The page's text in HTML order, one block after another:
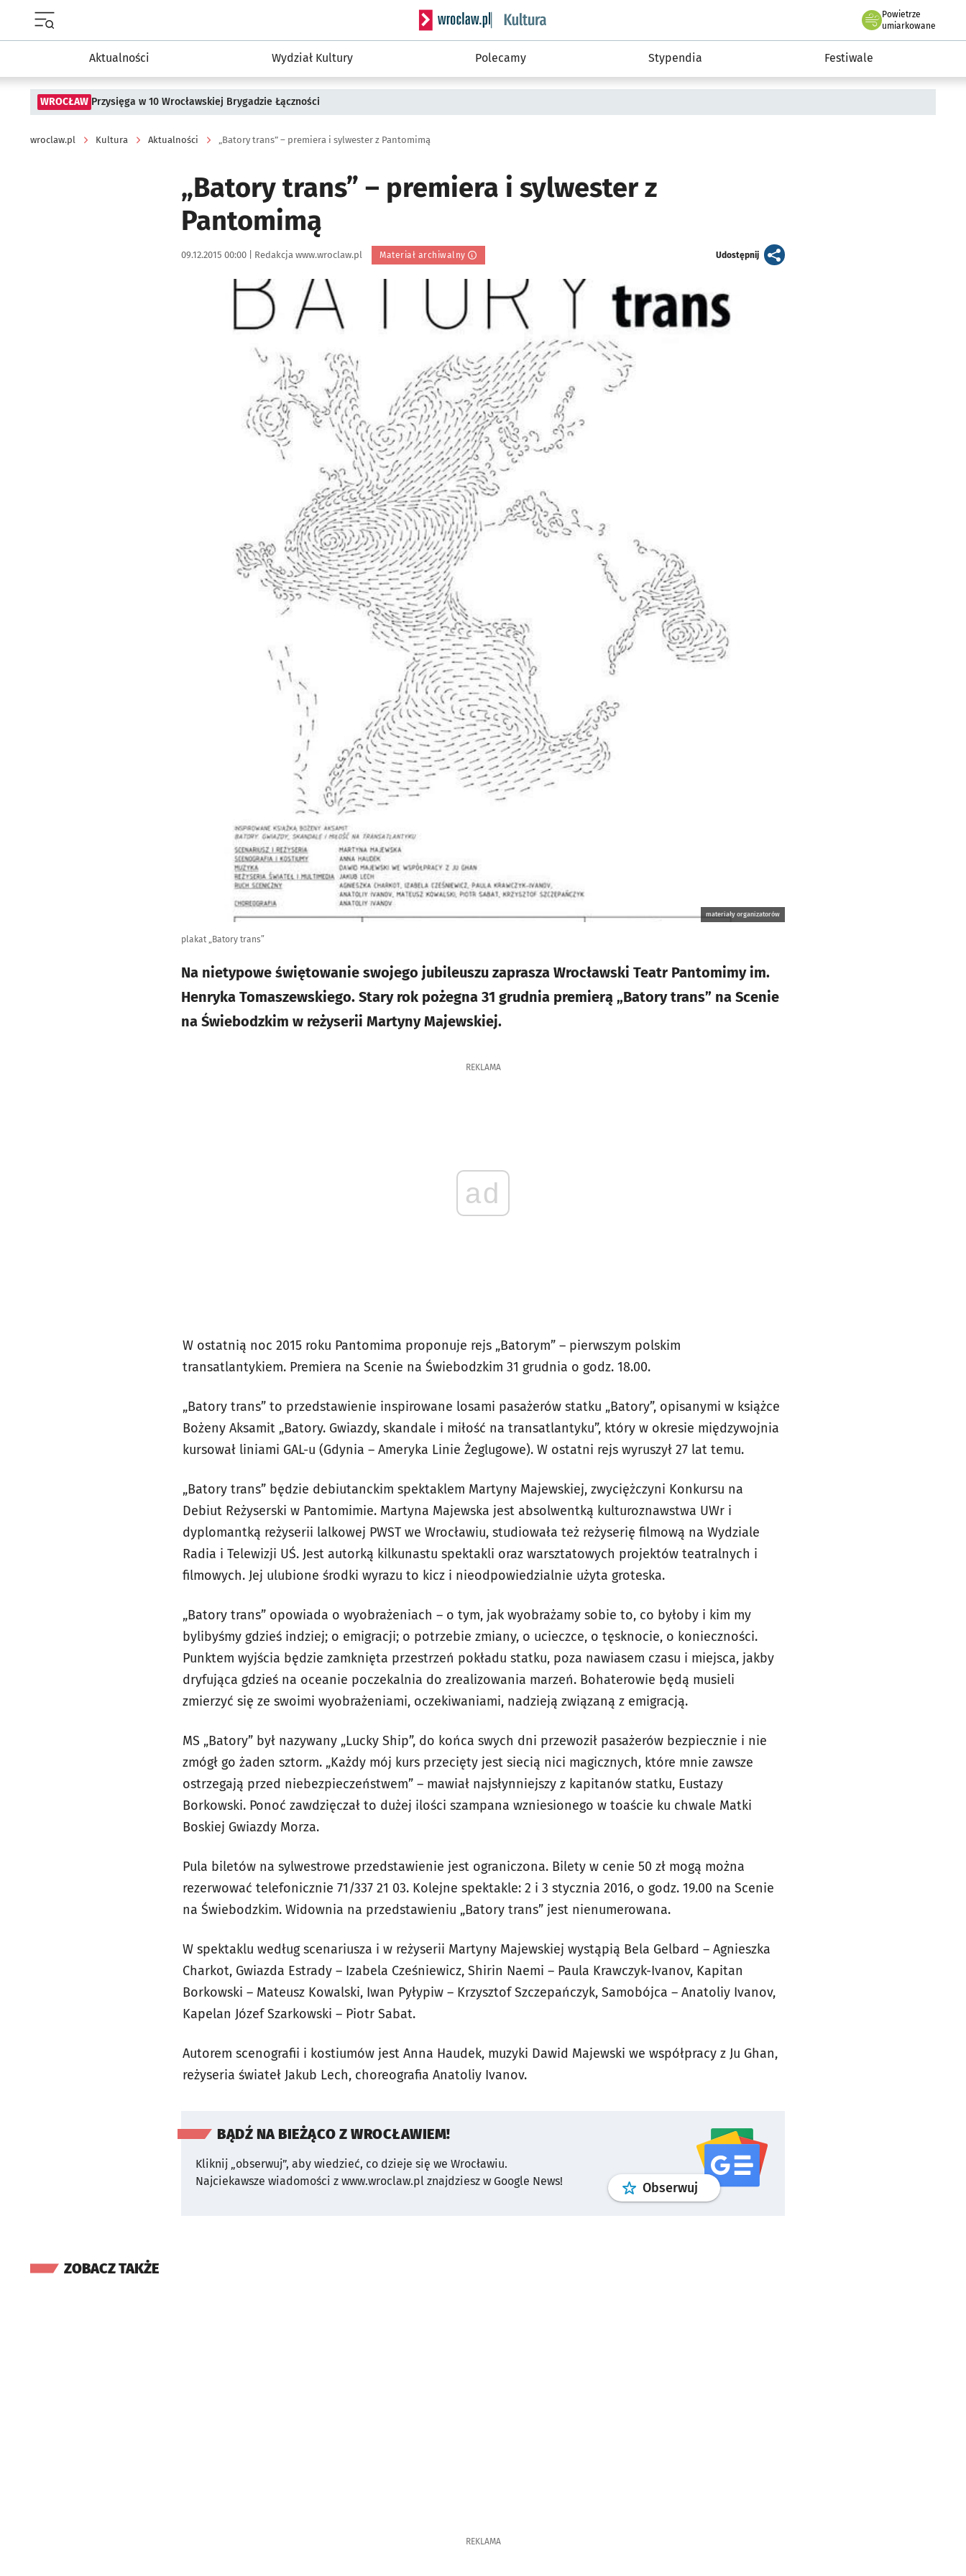
Serwis informacyjny wroclaw.pl podserwis: Kultura
Powietrze
we Wrocławiu
umiarkowane
Aktualności Wydział Kultury Polecamy Stypendia Festiwale
WROCŁAW Przysięga w 10 Wrocławskiej Brygadzie Łączności
wroclaw.pl Kultura Aktualności „Batory trans” – premiera i sylwester z Pantomimą
„Batory trans” – premiera i sylwester z
Pantomimą
Data publikacji:
09.12.2015 00:00 | Autor:
Redakcja www.wroclaw.pl Materiał archiwalny Udostępnijartykuł
Kliknij, aby powiększyć
materiały organizatorów
plakat „Batory trans”
Na nietypowe świętowanie swojego jubileuszu zaprasza Wrocławski Teatr Pantomimy im.
Henryka Tomaszewskiego. Stary rok pożegna 31 grudnia premierą „Batory trans” na Scenie
na Świebodzkim w reżyserii Martyny Majewskiej.
REKLAMA
ad
W ostatnią noc 2015 roku Pantomima proponuje rejs „Batorym” – pierwszym polskim
transatlantykiem. Premiera na Scenie na Świebodzkim 31 grudnia o godz. 18.00.
„Batory trans” to przedstawienie inspirowane losami pasażerów statku „Batory”, opisanymi w książce
Bożeny Aksamit „Batory. Gwiazdy, skandale i miłość na transatlantyku”, który w okresie międzywojnia
kursował liniami GAL-u (Gdynia – Ameryka Linie Żeglugowe). W ostatni rejs wyruszył 27 lat temu.
„Batory trans” będzie debiutanckim spektaklem Martyny Majewskiej, zwyciężczyni Konkursu na
Debiut Reżyserski w Pantomimie. Martyna Majewska jest absolwentką kulturoznawstwa UWr i
dyplomantką reżyserii lalkowej PWST we Wrocławiu, studiowała też reżyserię filmową na Wydziale
Radia i Telewizji UŚ. Jest autorką kilkunastu spektakli oraz warsztatowych projektów teatralnych i
filmowych. Jej ulubione środki wyrazu to kicz i nieodpowiedzialnie użyta groteska.
„Batory trans” opowiada o wyobrażeniach – o tym, jak wyobrażamy sobie to, co byłoby i kim my
bylibyśmy gdzieś indziej; o emigracji; o potrzebie zmiany, o ucieczce, o tęsknocie, o konieczności.
Punktem wyjścia będzie zamknięta przestrzeń pokładu statku, poza nawiasem czasu i miejsca, jakby
dryfująca gdzieś na oceanie poczekalnia do zrealizowania marzeń. Bohaterowie będą musieli
zmierzyć się ze swoimi wyobrażeniami, oczekiwaniami, nadzieją związaną z emigracją.
MS „Batory” był nazywany „Lucky Ship”, do końca swych dni przewoził pasażerów bezpiecznie i nie
zmógł go żaden sztorm. „Każdy mój kurs przecięty jest siecią nici magicznych, które mnie zawsze
ostrzegają przed niebezpieczeństwem” – mawiał najsłynniejszy z kapitanów statku, Eustazy
Borkowski. Ponoć zawdzięczał to dużej ilości szampana wzniesionego w toaście ku chwale Matki
Boskiej Gwiazdy Morza.
Pula biletów na sylwestrowe przedstawienie jest ograniczona. Bilety w cenie 50 zł mogą można
rezerwować telefonicznie 71/337 21 03. Kolejne spektakle: 2 i 3 stycznia 2016, o godz. 19.00 na Scenie
na Świebodzkim. Widownia na przedstawieniu „Batory trans” jest nienumerowana.
W spektaklu według scenariusza i w reżyserii Martyny Majewskiej wystąpią Bela Gelbard – Agnieszka
Charkot, Gwiazda Estrady – Izabela Cześniewicz, Shirin Naemi – Paula Krawczyk-Ivanov, Kapitan
Borkowski – Mateusz Kowalski, Iwan Pyłypiw – Krzysztof Szczepańczyk, Samobójca – Anatoliy Ivanov,
Kapelan Józef Szarkowski – Piotr Sabat.
Autorem scenografii i kostiumów jest Anna Haudek, muzyki Dawid Majewski we współpracy z Ju Ghan,
reżyseria świateł Jakub Lech, choreografia Anatoliy Ivanov.
BĄDŹ NA BIEŻĄCO Z WROCŁAWIEM!
Kliknij „obserwuj”, aby wiedzieć, co dzieje się we Wrocławiu.
Najciekawsze wiadomości z www.wroclaw.pl znajdziesz w Google News!
Obserwuj profilgoogle news
ZOBACZ TAKŻE
REKLAMA